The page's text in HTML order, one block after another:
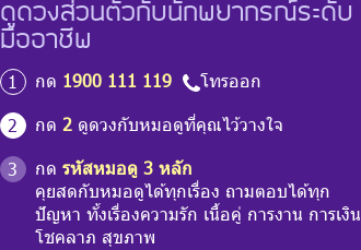
ดูดวงส่วนตัวกับนักพยากรณ์ระดับ
มืออาชีพ
1 กด 1900 111 119
โทรออก
2
กด 2ดูดวงกับหมอดูที่คุณไว้วางใจ
3
กด รหัสหมอดู 3 หลัก
คุยสดกับหมอดูได้ทุกเรื่อง ถามตอบได้ทุก
ปัญหา ทั้งเรื่องความรัก เนื้อคู่ การงาน การเงิน
โชคลาภ สุขภาพ